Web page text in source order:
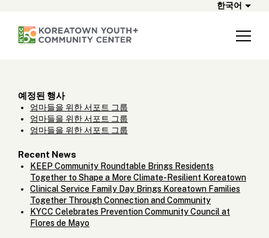
한국어
예정된 행사
엄마들을 위한 서포트 그룹
엄마들을 위한 서포트 그룹
엄마들을 위한 서포트 그룹
Recent News
KEEP Community Roundtable Brings Residents
Together to Shape a More Climate-Resilient Koreatown
Clinical Service Family Day Brings Koreatown Families
Together Through Connection and Community
KYCC Celebrates Prevention Community Council at
Flores de Mayo